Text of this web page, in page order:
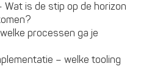
is de stip op de horizon
processen ga je
– welke tooling